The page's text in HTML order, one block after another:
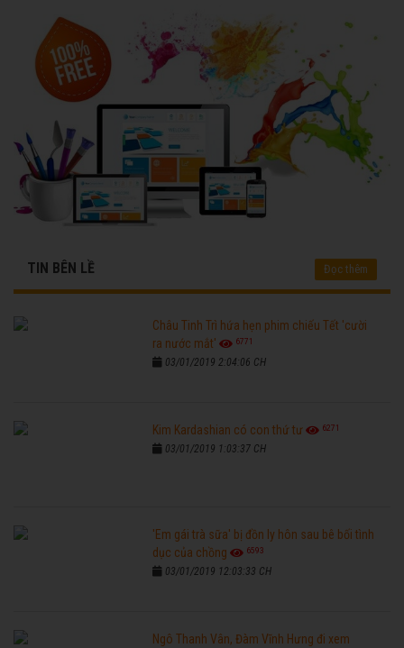
TIN BÊN LỀ Đọc thêm
Châu Tinh Trì hứa hẹn phim chiếu Tết 'cười
ra nước mắt'
6771
03/01/2019 2:04:06 CH
Kim Kardashian có con thứ tư 6271
03/01/2019 1:03:37 CH
'Em gái trà sữa' bị đồn ly hôn sau bê bối tình
dục của chồng
6593
03/01/2019 12:03:33 CH
Ngô Thanh Vân, Đàm Vĩnh Hưng đi xem